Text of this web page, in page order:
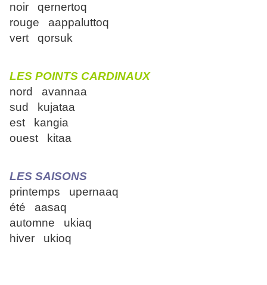
noir qernertoq
rouge aappaluttoq
vert qorsuk
LES POINTS CARDINAUX
nord avannaa
sud kujataa
est kangia
ouest kitaa
LES SAISONS
printemps upernaaq
été aasaq
automne ukiaq
hiver ukioq